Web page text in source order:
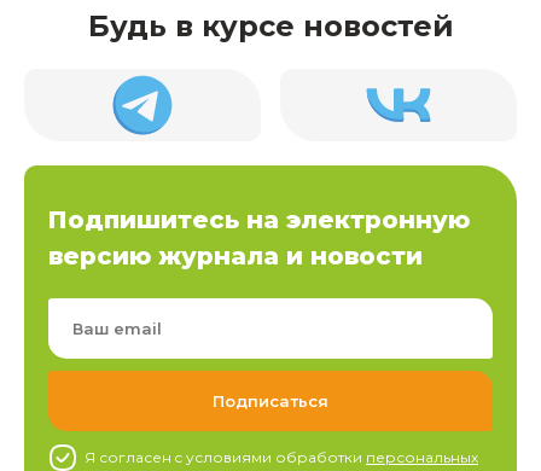
Будь в курсе новостей
Подпишитесь на электронную
версию журнала и новости
Я согласен c условиями обработки персональных